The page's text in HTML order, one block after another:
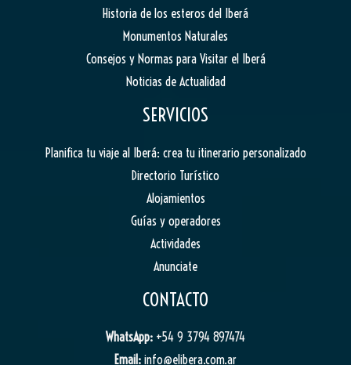
Historia de los esteros del Iberá
Monumentos Naturales
Consejos y Normas para Visitar el Iberá
Noticias de Actualidad
SERVICIOS
Planifica tu viaje al Iberá: crea tu itinerario personalizado
Directorio Turístico
Alojamientos
Guías y operadores
Actividades
Anunciate
CONTACTO
WhatsApp: +54 9 3794 897474
Email: info@elibera.com.ar